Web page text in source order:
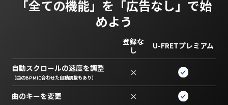
「全ての機能」を 「広告なし」で始
めよう
登録な
し
U-FRETプレミアム
自動スクロールの速度を調整
（曲のBPMに合わせた自動調整もあり） ×
曲のキーを変更 ×